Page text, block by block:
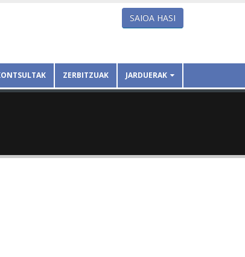
SAIOA HASI
ZERBITZUAK JARDUERAK